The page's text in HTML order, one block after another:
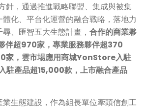
針，通過推進戰略聯盟、集成與被集
化、平台化運營的融合戰略，落地力
、匯智五大生態計畫， 合作的商業夥
伴超970家，專業服務夥伴超370
家，雲市場應用商城YonStore入駐
駐產品超15,000款，上市融合產品
生態建設，作為組長單位牽頭信創工